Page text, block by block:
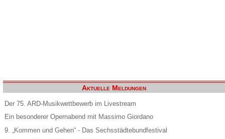
Aktuelle Meldungen
Der 75. ARD-Musikwettbewerb im Livestream
Ein besonderer Opernabend mit Massimo Giordano
9. „Kommen und Gehen“ - Das Sechsstädtebundfestival